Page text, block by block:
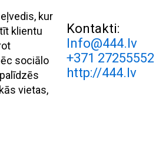
kur
klientu
sociālo
vietas,
Kontakti:
Info@444.lv
+371 27255552
http://444.lv